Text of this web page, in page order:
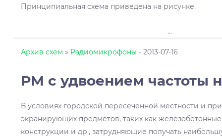
Принципиальная схема приведена на рисунке.
...
Архив схем » Радиомикрофоны - 2013-07-16
РМ с удвоением частоты
В условиях городской пересеченной местности и
экранирующих предметов, таких как
конструкции и др., затрудняющие получать